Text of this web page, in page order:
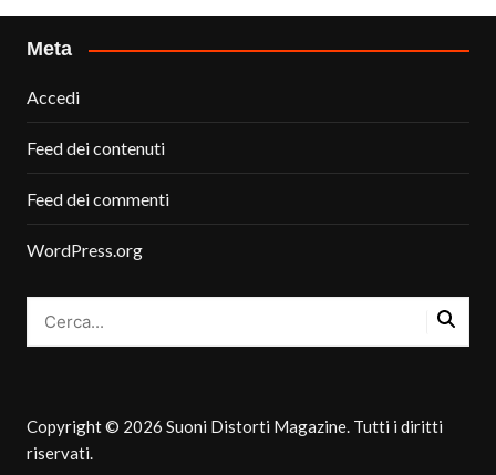
Meta
Accedi
Feed dei contenuti
Feed dei commenti
WordPress.org
Copyright © 2026 Suoni Distorti Magazine. Tutti i diritti
riservati.